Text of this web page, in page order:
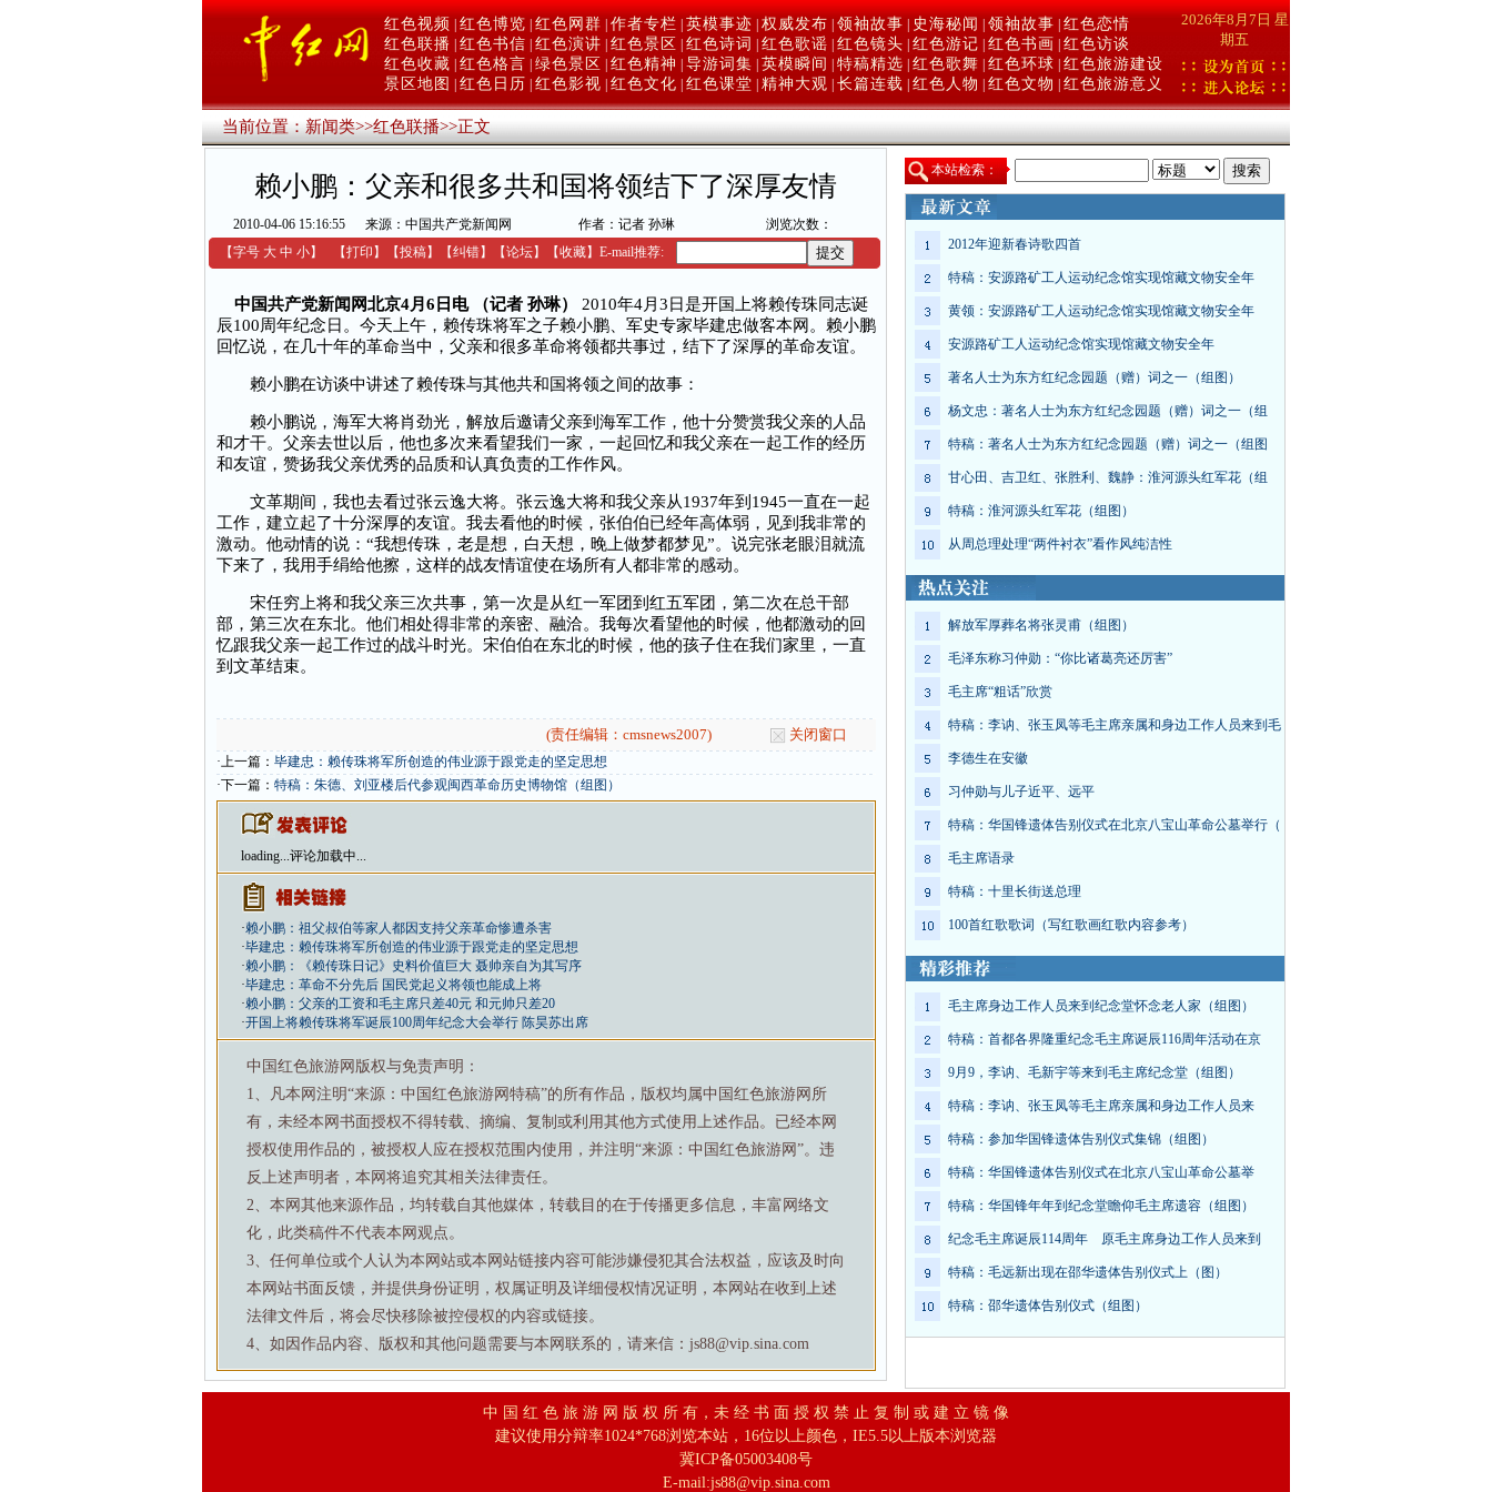
红色视频 红色博览 红色网群 作者专栏 英模事迹 权威发布 领袖故事 史海秘闻 领袖故事 红色恋情
红色联播 红色书信 红色演讲 红色景区 红色诗词 红色歌谣 红色镜头 红色游记 红色书画
红色访谈
红色收藏 红色格言 绿色景区 红色精神 导游词集 英模瞬间 特稿精选 红色歌舞 红色环球 红色旅游建设
景区地图
红色日历 红色影视 红色文化 红色课堂 精神大观 长篇连载 红色人物 红色文物 红色旅游意义
2026年8月7日 星
期五
当前位置：新闻类>>红色联播>>正文
赖小鹏：父亲和很多共和国将领结下了深厚友情
2010-04-06 15:16:55 来源：中国共产党新闻网 作者：记者 孙琳
浏览次数：
【字号 大 中 小】 【打印 】 【投稿】 【纠错】 【论坛】 【收藏】 E-mail推荐:
中国共产党新闻网北京4月6日电 （记者 孙琳） 2010年4月3日是开国上将赖传珠同志诞
辰100周年纪念日。今天上午，赖传珠将军之子赖小鹏、军史专家毕建忠做客本网。赖小鹏
回忆说，在几十年的革命当中，父亲和很多革命将领都共事过，结下了深厚的革命友谊。
赖小鹏在访谈中讲述了赖传珠与其他共和国将领之间的故事：
赖小鹏说，海军大将肖劲光，解放后邀请父亲到海军工作，他十分赞赏我父亲的人品
和才干。父亲去世以后，他也多次来看望我们一家，一起回忆和我父亲在一起工作的经历
和友谊，赞扬我父亲优秀的品质和认真负责的工作作风。
文革期间，我也去看过张云逸大将。张云逸大将和我父亲从1937年到1945一直在一起
工作，建立起了十分深厚的友谊。我去看他的时候，张伯伯已经年高体弱，见到我非常的
激动。他动情的说：“我想传珠，老是想，白天想，晚上做梦都梦见”。说完张老眼泪就流
下来了，我用手绢给他擦，这样的战友情谊使在场所有人都非常的感动。
宋任穷上将和我父亲三次共事，第一次是从红一军团到红五军团，第二次在总干部
部，第三次在东北。他们相处得非常的亲密、融洽。我每次看望他的时候，他都激动的回
忆跟我父亲一起工作过的战斗时光。宋伯伯在东北的时候，他的孩子住在我们家里，一直
到文革结束。
(责任编辑：cmsnews2007) 关闭窗口
·上一篇： 毕建忠：赖传珠将军所创造的伟业源于跟党走的坚定思想
·下一篇： 特稿：朱德、刘亚楼后代参观闽西革命历史博物馆（组图）
loading...评论加载中...
·赖小鹏：祖父叔伯等家人都因支持父亲革命惨遭杀害
·毕建忠：赖传珠将军所创造的伟业源于跟党走的坚定思想
·赖小鹏：《赖传珠日记》史料价值巨大 聂帅亲自为其写序
·毕建忠：革命不分先后 国民党起义将领也能成上将
·赖小鹏：父亲的工资和毛主席只差40元 和元帅只差20
·开国上将赖传珠将军诞辰100周年纪念大会举行 陈昊苏出席
中国红色旅游网版权与免责声明：
1、凡本网注明“来源：中国红色旅游网特稿”的所有作品，版权均属中国红色旅游网所
有，未经本网书面授权不得转载、摘编、复制或利用其他方式使用上述作品。已经本网
授权使用作品的，被授权人应在授权范围内使用，并注明“来源：中国红色旅游网”。违
反上述声明者，本网将追究其相关法律责任。
2、本网其他来源作品，均转载自其他媒体，转载目的在于传播更多信息，丰富网络文
化，此类稿件不代表本网观点。
3、任何单位或个人认为本网站或本网站链接内容可能涉嫌侵犯其合法权益，应该及时向
本网站书面反馈，并提供身份证明，权属证明及详细侵权情况证明，本网站在收到上述
法律文件后，将会尽快移除被控侵权的内容或链接。
4、如因作品内容、版权和其他问题需要与本网联系的，请来信：js88@vip.sina.com
本站检索：
2012年迎新春诗歌四首
特稿：安源路矿工人运动纪念馆实现馆藏文物安全年
黄领：安源路矿工人运动纪念馆实现馆藏文物安全年
安源路矿工人运动纪念馆实现馆藏文物安全年
著名人士为东方红纪念园题（赠）词之一（组图）
杨文忠：著名人士为东方红纪念园题（赠）词之一（组
特稿：著名人士为东方红纪念园题（赠）词之一（组图
甘心田、吉卫红、张胜利、魏静：淮河源头红军花（组
特稿：淮河源头红军花（组图）
从周总理处理“两件衬衣”看作风纯洁性
解放军厚葬名将张灵甫（组图）
毛泽东称习仲勋：“你比诸葛亮还厉害”
毛主席“粗话”欣赏
特稿：李讷、张玉凤等毛主席亲属和身边工作人员来到毛
李德生在安徽
习仲勋与儿子近平、远平
特稿：华国锋遗体告别仪式在北京八宝山革命公墓举行（
毛主席语录
特稿：十里长街送总理
100首红歌歌词（写红歌画红歌内容参考）
毛主席身边工作人员来到纪念堂怀念老人家（组图）
特稿：首都各界隆重纪念毛主席诞辰116周年活动在京
9月9，李讷、毛新宇等来到毛主席纪念堂（组图）
特稿：李讷、张玉凤等毛主席亲属和身边工作人员来
特稿：参加华国锋遗体告别仪式集锦（组图）
特稿：华国锋遗体告别仪式在北京八宝山革命公墓举
特稿：华国锋年年到纪念堂瞻仰毛主席遗容（组图）
纪念毛主席诞辰114周年 原毛主席身边工作人员来到
特稿：毛远新出现在邵华遗体告别仪式上（图）
特稿：邵华遗体告别仪式（组图）
中 国 红 色 旅 游 网 版 权 所 有，未 经 书 面 授 权 禁 止 复 制 或 建 立 镜 像
建议使用分辩率1024*768浏览本站，16位以上颜色，IE5.5以上版本浏览器
冀ICP备05003408号
E-mail:js88@vip.sina.com